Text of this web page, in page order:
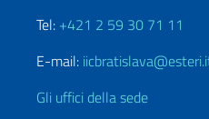
Tel: +421 2 59 30 71 11
E-mail:
Gli uffici della sede